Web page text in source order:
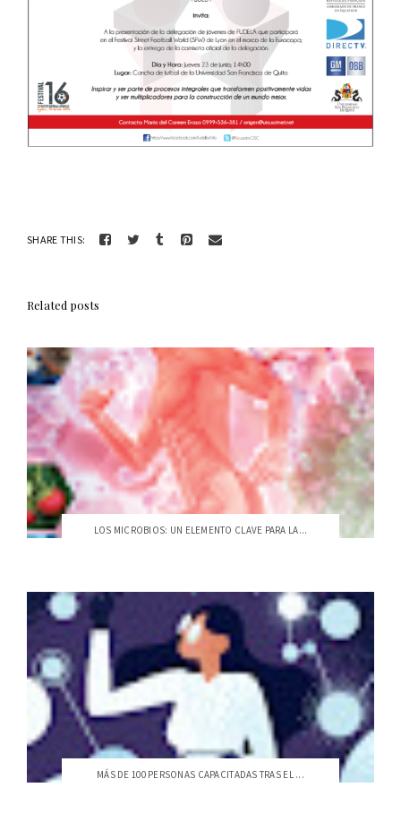
SHARE THIS:
Related posts
LOS MICROBIOS: UN ELEMENTO CLAVE PARA LA...
MÁS DE 100 PERSONAS CAPACITADAS TRAS EL ...